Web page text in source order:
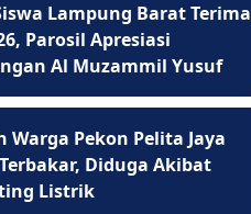
Lampung Barat Terima
Parosil Apresiasi
Al Muzammil Yusuf
Warga Pekon Pelita Jaya
Diduga Akibat
Listrik